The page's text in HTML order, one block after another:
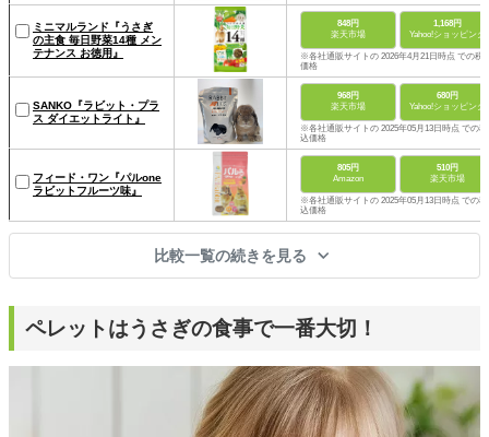
ミニマルランド『うさぎ
の主食 毎日野菜14種 メン
テナンス お徳用』
848円
楽天市場
1,168円
Yahoo!ショッピング
※各社通販サイトの 2026年4月21日時点 での税
価格
SANKO『ラビット・プラ
ス ダイエットライト』
968円
楽天市場
680円
Yahoo!ショッピング
※各社通販サイトの 2025年05月13日時点 での税
込価格
フィード・ワン『パルone
ラビットフルーツ味』
805円
Amazon
510円
楽天市場
※各社通販サイトの 2025年05月13日時点 での税
込価格
比較一覧の続きを見る
ペレットはうさぎの食事で一番大切！